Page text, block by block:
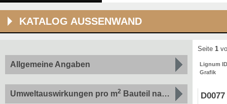
KATALOG AUSSENWAND
Allgemeine Angaben
Umweltauswirkungen pro m2 Bauteil nach Indikatoren
Seite 1
Lignum
Grafik
D0077